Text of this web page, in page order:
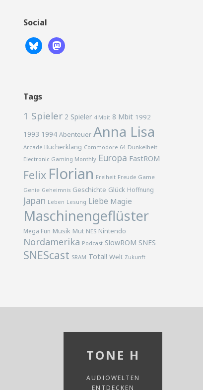
Social
Tags
1 Spieler 2 Spieler 4 Mbit 8 Mbit 1992
1993 1994 Abenteuer Anna Lisa
Arcade Bücherklang Commodore 64 Dunkelheit
Electronic Gaming Monthly Europa FastROM
Felix Florian Freiheit Freude Game
Genie Geheimnis Geschichte Glück Hoffnung
Japan Leben Lesung Liebe Magie
Maschinengeflüster
Mega Fun Musik Mut NES Nintendo
Nordamerika Podcast SlowROM SNES
SNEScast SRAM Total! Welt Zukunft
TONE H
AUDIOWELTEN
ENTDECKEN